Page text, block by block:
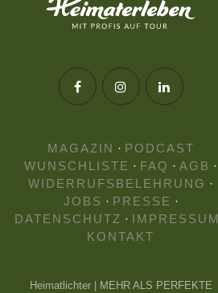
MAGAZIN · PODCAST
WUNSCHLISTE · FAQ · AGB ·
WIDERRUFSBELEHRUNG ·
JOBS · PRESSE ·
DATENSCHUTZ · IMPRESSUM
KONTAKT
Heimatlichter | MEHR ALS PERFEKTE